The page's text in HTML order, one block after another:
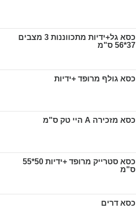
כסא גל+ידיות מתכווננות 3 מצבים
37*56 ס"מ
כסא גולף מרופד +ידיות
כסא מזכירה A היי טק ס"מ
כסא סטרייק מרופד +ידיות 50*55
ס"מ
כסא דרים